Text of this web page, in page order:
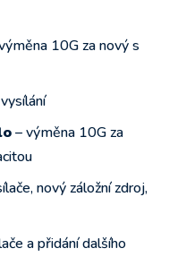
10G za nový s
– výměna 10G za
nový záložní zdroj,
a přidání dalšího